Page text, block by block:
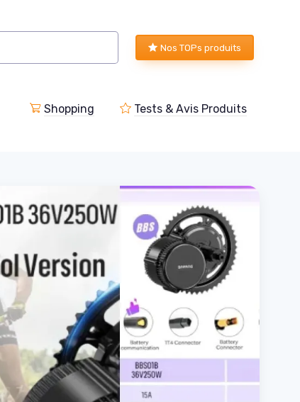
Nos TOPs produits
Shopping Tests & Avis Produits